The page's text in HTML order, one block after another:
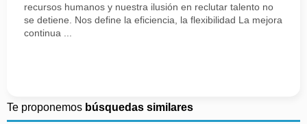
recursos humanos y nuestra ilusión en reclutar talento no
se detiene. Nos define la eficiencia, la flexibilidad La mejora
continua ...
Te proponemos búsquedas similares